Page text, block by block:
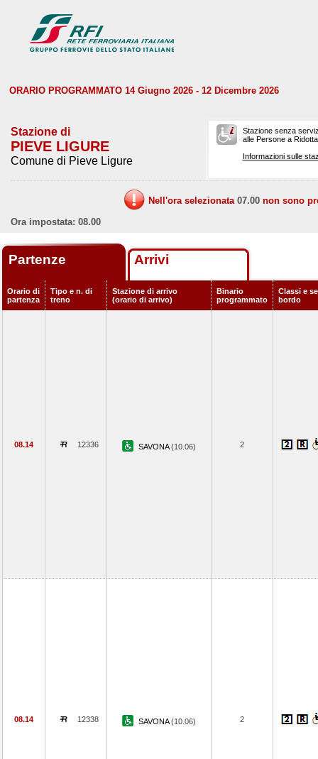
ORARIO PROGRAMMATO 14 Giugno 2026 - 12 Dicembre 2026
Stazione di
PIEVE LIGURE
Comune di Pieve Ligure
Stazione senza
alle Persone a
Informazioni sulle
Nell'ora selezionata 07.00 non sono
Ora impostata: 08.00
Partenze Arrivi
Orario di
partenza
Tipo e n. di
treno
Stazione di arrivo
(orario di arrivo)
Binario
programmato
Classi e
bordo
08.14 12336 SAVONA(10.06) 2
08.14 12338 SAVONA(10.06) 2